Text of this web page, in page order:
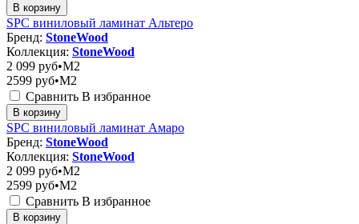
В корзину
SPC виниловый ламинат Альтеро
Бренд: StoneWood
Коллекция: StoneWood
2 099 руб•M2
2599 руб•M2
Сравнить В избранное
В корзину
SPC виниловый ламинат Амаро
Бренд: StoneWood
Коллекция: StoneWood
2 099 руб•M2
2599 руб•M2
Сравнить В избранное
В корзину